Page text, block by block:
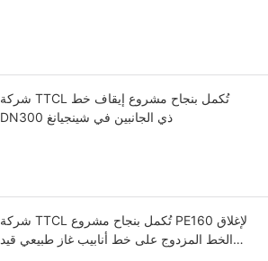
شركة TTCL تُكمل بنجاح مشروع إيقاف خط
DN300 ذي الجانبين في شينجيانغ
شركة TTCL تُكمل بنجاح مشروع PE160 لإغلاق
الخط المزدوج على خط أنابيب غاز طبيعي قيد